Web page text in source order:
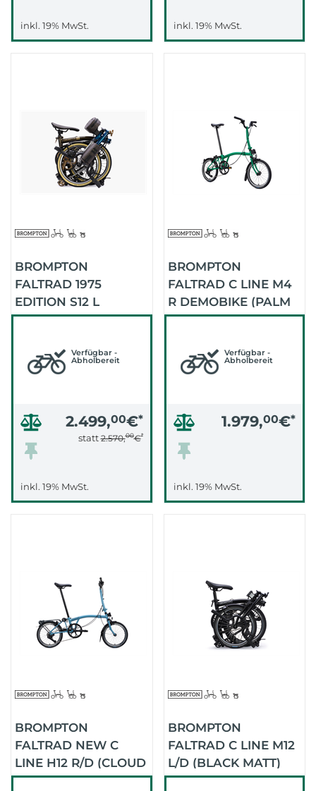
inkl. 19% MwSt. inkl. 19% MwSt.
BROMPTON
FALTRAD 1975
EDITION S12 L
Verfügbar -
Abholbereit
2.499,00€*
statt2.570,00€*
inkl. 19% MwSt.
BROMPTON
FALTRAD C LINE M4
R DEMOBIKE (PALM
GREEN)
Verfügbar -
Abholbereit
1.979,00€*
inkl. 19% MwSt.
BROMPTON
FALTRAD NEW C
LINE H12 R/D (CLOUD
METALLIC)
BROMPTON
FALTRAD C LINE M12
L/D (BLACK MATT)